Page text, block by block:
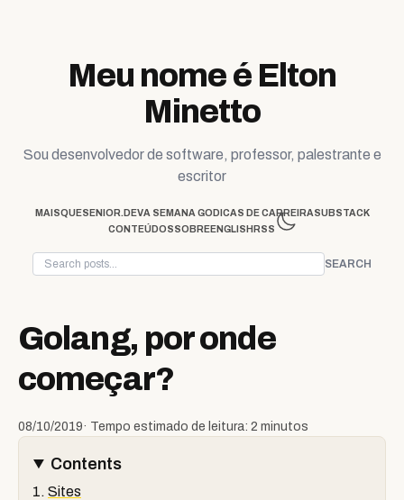
Meu nome é Elton
Minetto
Sou desenvolvedor de software, professor, palestrante e
escritor
MAISQUESENIOR.DEVA SEMANA GO DICAS DE CARREIRASUBSTACK
CONTEÚDOSSOBREENGLISH RSS
SEARCH
Golang, por onde
começar?
08/10/2019· Tempo estimado de leitura: 2 minutos
Contents
Sites